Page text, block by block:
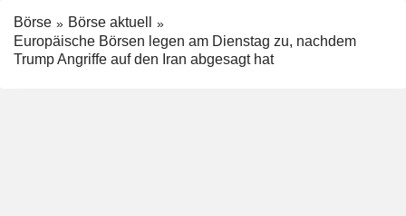
Börse
Börse aktuell
Europäische Börsen legen am Dienstag zu, nachdem
Trump Angriffe auf den Iran abgesagt hat